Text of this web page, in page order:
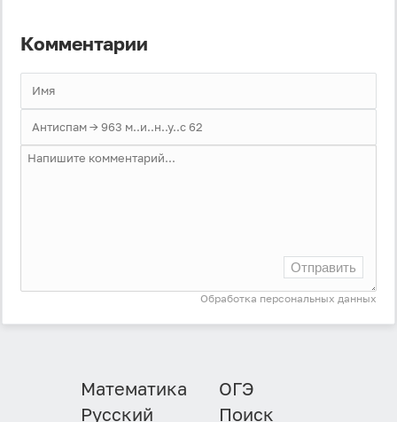
Комментарии
Отправить
Обработка персональных данных
Математика
Русский
ОГЭ
Поиск